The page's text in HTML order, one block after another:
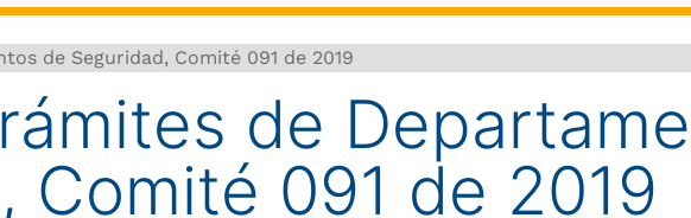
de Seguridad, Comité 091 de 2019
de
Comité 091 de 2019